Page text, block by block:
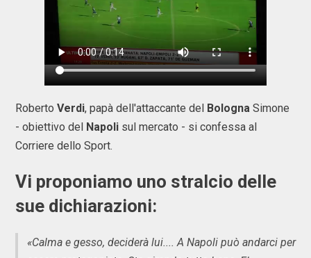
Roberto Verdi, papà dell'attaccante del Bologna Simone
- obiettivo del Napoli sul mercato - si confessa al
Corriere dello Sport.
Vi proponiamo uno stralcio delle
sue dichiarazioni:
«Calma e gesso, deciderà lui.... A Napoli può andarci per